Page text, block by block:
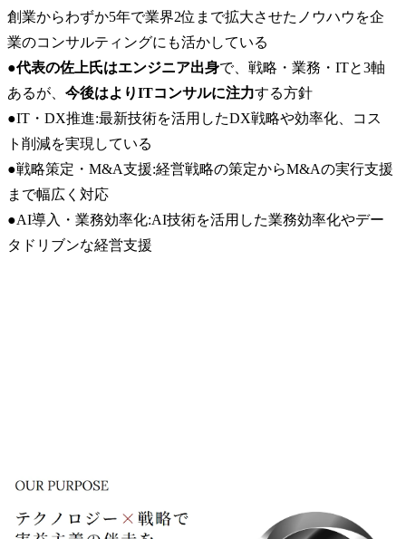
創業からわずか5年で業界2位まで拡大させたノウハウを企
業のコンサルティングにも活かしている
●代表の佐上氏はエンジニア出身で、戦略・業務・ITと3軸
あるが、 今後はよりITコンサルに注力する方針
●IT・DX推進:最新技術を活用したDX戦略や効率化、コス
ト削減を実現している
●戦略策定・M&A支援:経営戦略の策定からM&Aの実行支援
まで幅広く対応
●AI導入・業務効率化:AI技術を活用した業務効率化やデー
タドリブンな経営支援